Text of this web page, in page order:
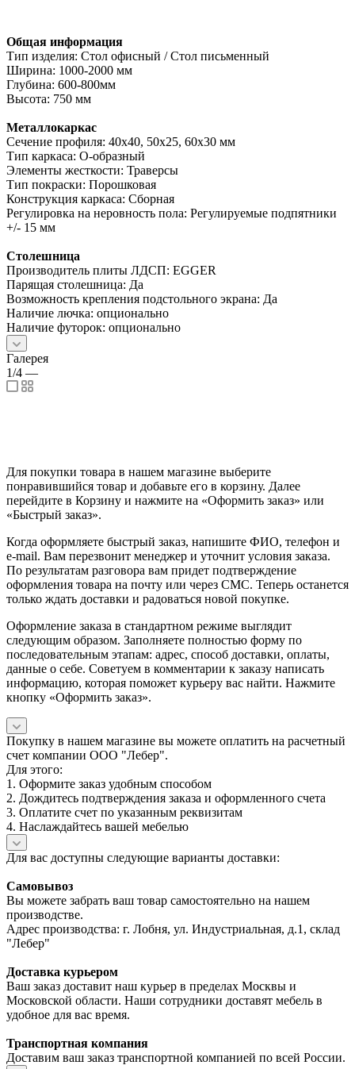
Общая информация
Тип изделия: Стол офисный / Стол письменный
Ширина: 1000-2000 мм
Глубина: 600-800мм
Высота: 750 мм
Металлокаркас
Сечение профиля: 40х40, 50х25, 60х30 мм
Тип каркаса: О-образный
Элементы жесткости: Траверсы
Тип покраски: Порошковая
Конструкция каркаса: Сборная
Регулировка на неровность пола: Регулируемые подпятники
+/- 15 мм
Столешница
Производитель плиты ЛДСП: EGGER
Парящая столешница: Да
Возможность крепления подстольного экрана: Да
Наличие лючка: опционально
Наличие футорок: опционально
Галерея
1/4 —
Для покупки товара в нашем магазине выберите
понравившийся товар и добавьте его в корзину. Далее
перейдите в Корзину и нажмите на «Оформить заказ» или
«Быстрый заказ».
Когда оформляете быстрый заказ, напишите ФИО, телефон и
e-mail. Вам перезвонит менеджер и уточнит условия заказа.
По результатам разговора вам придет подтверждение
оформления товара на почту или через СМС. Теперь останется
только ждать доставки и радоваться новой покупке.
Оформление заказа в стандартном режиме выглядит
следующим образом. Заполняете полностью форму по
последовательным этапам: адрес, способ доставки, оплаты,
данные о себе. Советуем в комментарии к заказу написать
информацию, которая поможет курьеру вас найти. Нажмите
кнопку «Оформить заказ».
Покупку в нашем магазине вы можете оплатить на расчетный
счет компании ООО "Лебер".
Для этого:
1. Оформите заказ удобным способом
2. Дождитесь подтверждения заказа и оформленного счета
3. Оплатите счет по указанным реквизитам
4. Наслаждайтесь вашей мебелью
Для вас доступны следующие варианты доставки:
Самовывоз
Вы можете забрать ваш товар самостоятельно на нашем
производстве.
Адрес производства: г. Лобня, ул. Индустриальная, д.1, склад
"Лебер"
Доставка курьером
Ваш заказ доставит наш курьер в пределах Москвы и
Московской области. Наши сотрудники доставят мебель в
удобное для вас время.
Транспортная компания
Доставим ваш заказ транспортной компанией по всей России.